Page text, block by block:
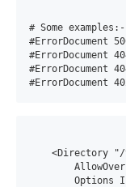
# Some
#ErrorDocument
#ErrorDocument
#ErrorDocument
<Directory "/
Options